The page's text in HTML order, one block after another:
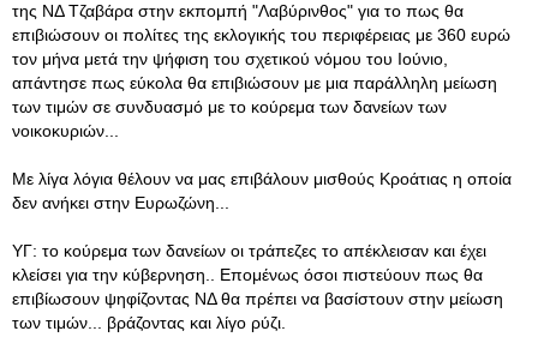
της ΝΔ Τζαβάρα στην εκπομπή "Λαβύρινθος" για το πως θα
επιβιώσουν οι πολίτες της εκλογικής του περιφέρειας με 360 ευρώ
τον μήνα μετά την ψήφιση του σχετικού νόμου του Ιούνιο,
απάντησε πως εύκολα θα επιβιώσουν με μια παράλληλη μείωση
των τιμών σε συνδυασμό με το κούρεμα των δανείων των
νοικοκυριών...
Με λίγα λόγια θέλουν να μας επιβάλουν μισθούς Κροάτιας η οποία
δεν ανήκει στην Ευρωζώνη...
ΥΓ: το κούρεμα των δανείων οι τράπεζες το απέκλεισαν και έχει
κλείσει για την κύβερνηση.. Επομένως όσοι πιστεύουν πως θα
επιβίωσουν ψηφίζοντας ΝΔ θα πρέπει να βασίστουν στην μείωση
των τιμών... βράζοντας και λίγο ρύζι.